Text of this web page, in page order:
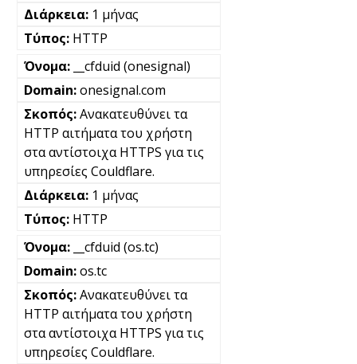
1 μήνας
HTTP
__cfduid (onesignal)
onesignal.com
Ανακατευθύνει τα
HTTP αιτήματα του χρήστη
στα αντίστοιχα HTTPS για τις
υπηρεσίες Couldflare.
1 μήνας
HTTP
__cfduid (os.tc)
os.tc
Ανακατευθύνει τα
HTTP αιτήματα του χρήστη
στα αντίστοιχα HTTPS για τις
υπηρεσίες Couldflare.